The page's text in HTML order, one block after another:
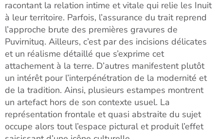
racontant la relation intime et vitale qui relie les Inuit
à leur territoire. Parfois, l’assurance du trait reprend
l’approche brute des premières gravures de
Puvirnituq. Ailleurs, c’est par des incisions délicates
et un réalisme détaillé que s’exprime cet
attachement à la terre. D’autres manifestent plutôt
un intérêt pour l’interpénétration de la modernité et
de la tradition. Ainsi, plusieurs estampes montrent
un artefact hors de son contexte usuel. La
représentation frontale et quasi abstraite du sujet
occupe alors tout l’espace pictural et produit l’effet